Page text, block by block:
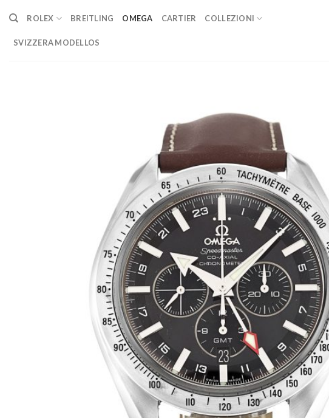
content
ROLEX BREITLING OMEGA CARTIER COLLEZIONI
SVIZZERA MODELLOS